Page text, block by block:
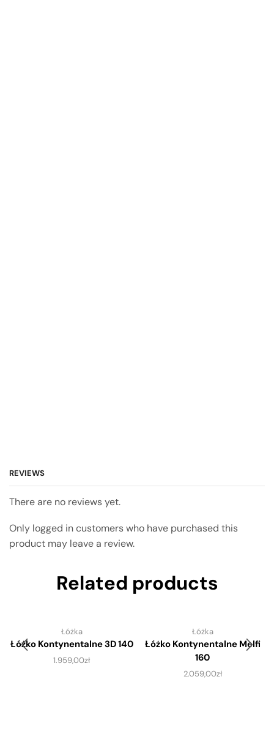
REVIEWS
There are no reviews yet.
Only logged in customers who have purchased this
product may leave a review.
Related products
Łóżka
Łóżko Kontynentalne 3D 140
1.959,00zł
Łóżka
Łóżko Kontynentalne Melfi
160
2.059,00zł